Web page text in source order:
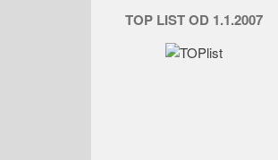
TOP LIST OD 1.1.2007